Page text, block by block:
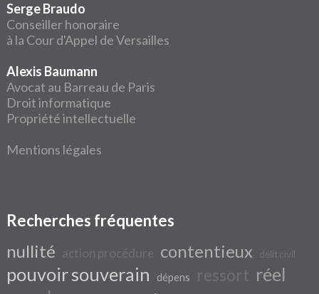
Serge Braudo
Conseiller honoraire
à la Cour d'Appel de Versailles
Alexis Baumann
Avocat au Barreau de Paris
Droit informatique
Propriété intellectuelle
Mentions légales
Recherches fréquentes
nullité action procédure contentieux délit civil
pouvoir souverain dépens ressort réel